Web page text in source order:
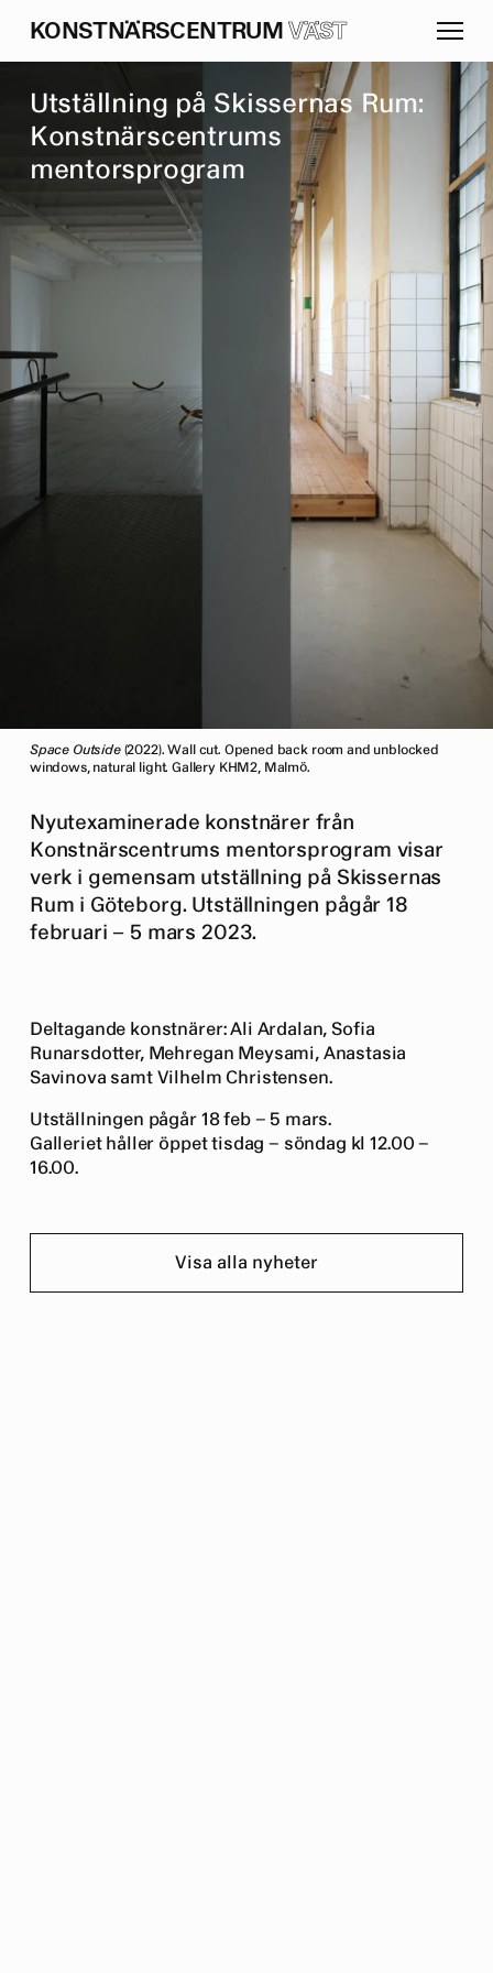
KONSTNÄRSCENTRUM VÄST
Utställning på Skissernas Rum:
Konstnärscentrums
mentorsprogram
Space Outside(2022). Wall cut. Opened back room and unblocked
windows, natural light. Gallery KHM2, Malmö.
Nyutexaminerade konstnärer från
Konstnärscentrums mentorsprogram visar
verk i gemensam utställning på Skissernas
Rum i Göteborg. Utställningen pågår 18
februari – 5 mars 2023.
Deltagande konstnärer: Ali Ardalan, Sofia
Runarsdotter, Mehregan Meysami, Anastasia
Savinova samt Vilhelm Christensen.
Utställningen pågår 18 feb – 5 mars.
Galleriet håller öppet tisdag – söndag kl 12.00 –
16.00.
Visa alla nyheter